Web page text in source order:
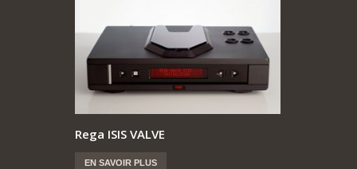
Rega ISIS VALVE
EN SAVOIR PLUS